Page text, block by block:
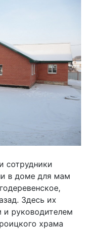
сотрудники
в доме для мам
Здесь их
и руководителем
храма